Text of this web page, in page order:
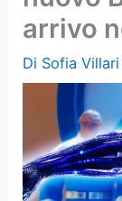
arrivo
Di Sofia Villari